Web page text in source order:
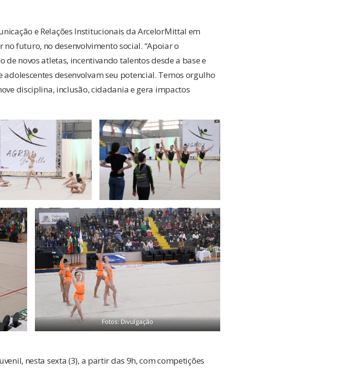
e Relações Institucionais da ArcelorMittal em
futuro, no desenvolvimento social. “Apoiar o
novos atletas, incentivando talentos desde a base e
desenvolvam seu potencial. Temos orgulho
disciplina, inclusão, cidadania e gera impactos
Fotos: Divulgação
nesta sexta (3), a partir das 9h, com competições